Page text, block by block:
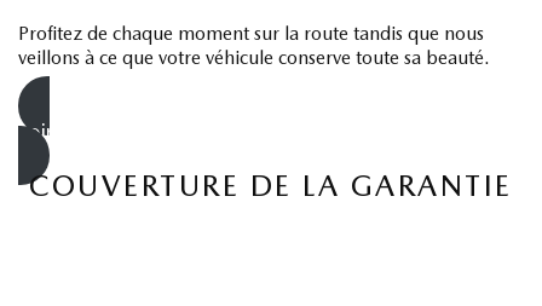
Profitez de chaque moment sur la route tandis que nous
veillons à ce que votre véhicule conserve toute sa beauté.
voir les détails
COUVERTURE DE LA GARANTIE